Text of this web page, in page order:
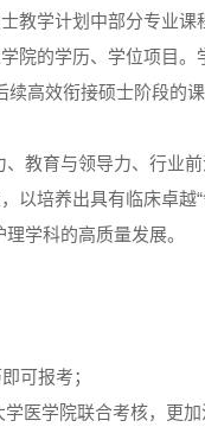
教学计划中部分专业课
院的学历、学位项目。
高效衔接硕士阶段的课
教育与领导力、行业
以培养出具有临床卓越
学科的高质量发展。
可报考；
医学院联合考核，更